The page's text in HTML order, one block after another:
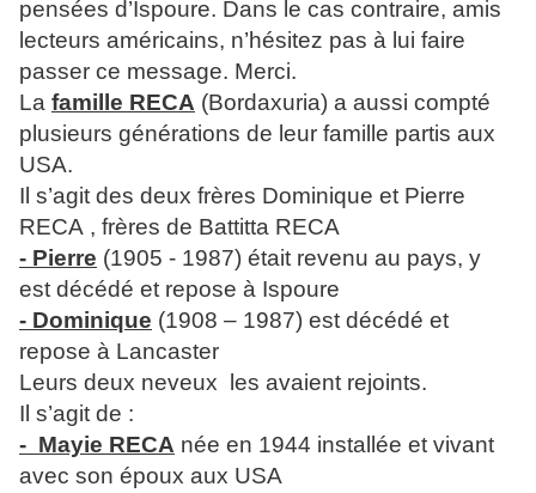
pensées d’Ispoure. Dans le cas contraire, amis
lecteurs américains, n’hésitez pas à lui faire
passer ce message. Merci.
La famille RECA (Bordaxuria) a aussi compté
plusieurs générations de leur famille partis aux
USA.
Il s’agit des deux frères Dominique et Pierre
RECA , frères de Battitta RECA
- Pierre (1905 - 1987) était revenu au pays, y
est décédé et repose à Ispoure
- Dominique (1908 – 1987) est décédé et
repose à Lancaster
Leurs deux neveux les avaient rejoints.
Il s’agit de :
- Mayie RECA née en 1944 installée et vivant
avec son époux aux USA